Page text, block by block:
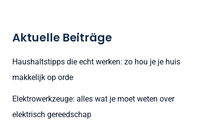
e
n
c
h
Aktuelle Beiträge
Haushaltstipps die echt werken: zo hou je je huis
makkelijk op orde
Elektrowerkzeuge: alles wat je moet weten over
elektrisch gereedschap